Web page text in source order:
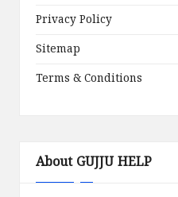
Privacy Policy
Sitemap
Terms & Conditions
About GUJJU HELP